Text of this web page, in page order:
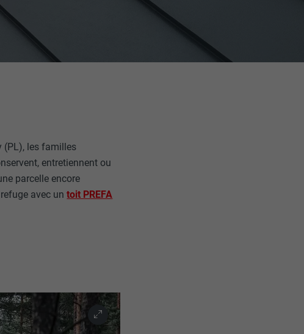
(PL), les familles
entretiennent ou
parcelle encore
avec untoit PREFA